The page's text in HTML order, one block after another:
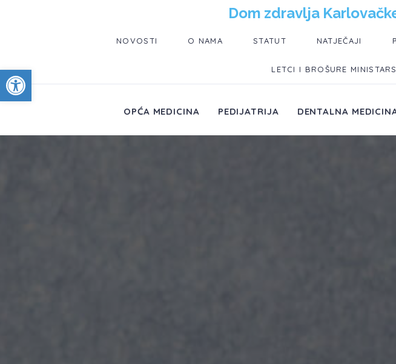
Open toolbar
Dom zdravlja
NOVOSTI O NAMA STATUT NATJEČAJI
LETCI I BROŠURE
OPĆA MEDICINA PEDIJATRIJA DENTALNA